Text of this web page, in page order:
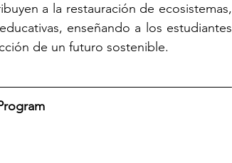
a la restauración de ecosistemas,
enseñando a los estudiantes
de un futuro sostenible.